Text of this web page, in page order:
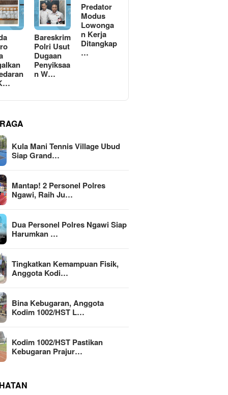
Bareskrim
Polri Usut
Dugaan
Penyiksaa
n W…
Predator
Modus
Lowonga
n Kerja
Ditangkap
…
Kula Mani Tennis Village Ubud
Siap Grand…
Mantap! 2 Personel Polres
Ngawi, Raih Ju…
Dua Personel Polres Ngawi Siap
Harumkan …
Tingkatkan Kemampuan Fisik,
Anggota Kodi…
Bina Kebugaran, Anggota
Kodim 1002/HST L…
Kodim 1002/HST Pastikan
Kebugaran Prajur…